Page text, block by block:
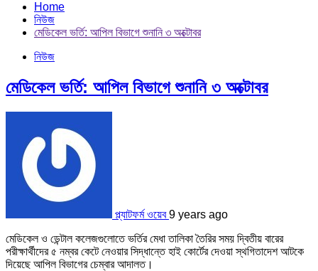
Home
নিউজ
মেডিকেল ভর্তি: আপিল বিভাগে শুনানি ৩ অক্টোবর
নিউজ
মেডিকেল ভর্তি: আপিল বিভাগে শুনানি ৩ অক্টোবর
প্ল্যাটফর্ম ওয়েব 9 years ago
মেডিকেল ও ডেন্টাল কলেজগুলোতে ভর্তির মেধা তালিকা তৈরির সময় দ্বিতীয় বারের
পরীক্ষার্থীদের ৫ নম্বর কেটে নেওয়ার সিদ্ধান্তে হাই কোর্টের দেওয়া স্থগিতাদেশ আটকে
দিয়েছে আপিল বিভাগের চেম্বার আদালত।